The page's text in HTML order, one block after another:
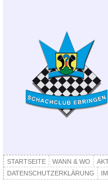
STARTSEITE WANN & WO
DATENSCHUTZERKLÄRUNG